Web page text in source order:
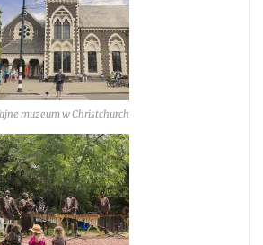
muzeum w Christchurch